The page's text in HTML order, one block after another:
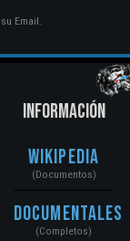
Email.
INFORMACIÓN
Wikipedia
(Documentos)
Documentales
(Completos)